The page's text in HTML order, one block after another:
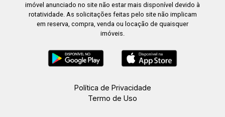
imóvel anunciado no site não estar mais disponível devido à
rotatividade. As solicitações feitas pelo site não implicam
em reserva, compra, venda ou locação de quaisquer
imóveis.
Política de Privacidade
Termo de Uso